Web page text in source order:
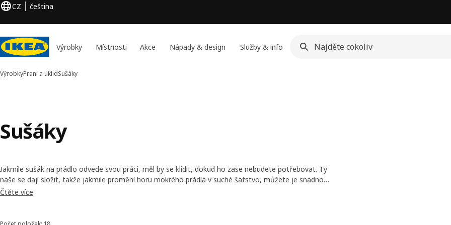
CZ čeština
Výrobky Místnosti Akce Nápady & design Služby & info
VýrobkyPraní a úklidSušáky
Sušáky
Jakmile sušák na prádlo odvede svou práci, měl by se klidit, dokud ho zase nebudete potřebovat. Ty
naše se dají složit, takže jakmile promění horu mokrého prádla v suché šatstvo, můžete je snadno
uklidit. A mnoho z nich můžete k sušení prádla používat i venku na sluníčku.
Čtěte více